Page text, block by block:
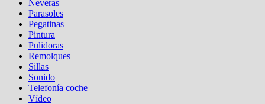
Neveras
Parasoles
Pegatinas
Pintura
Pulidoras
Remolques
Sillas
Sonido
Telefonía coche
Vídeo